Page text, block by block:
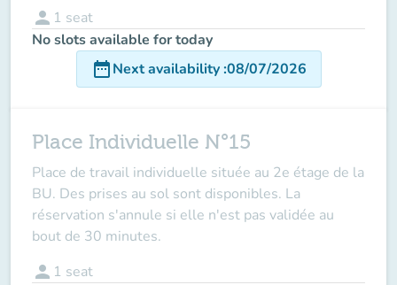
person 1 seat
No slots available for today
date_rangeNext availability:08/07/2026
Place Individuelle N°15
Place de travail individuelle située au 2e étage de la
BU. Des prises au sol sont disponibles. La
réservation s'annule si elle n'est pas validée au
bout de 30 minutes.
person 1 seat